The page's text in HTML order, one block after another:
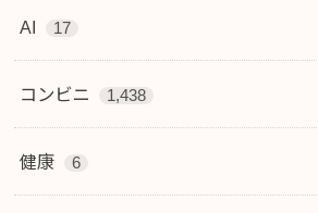
AI 17
コンビニ 1,438
健康 6